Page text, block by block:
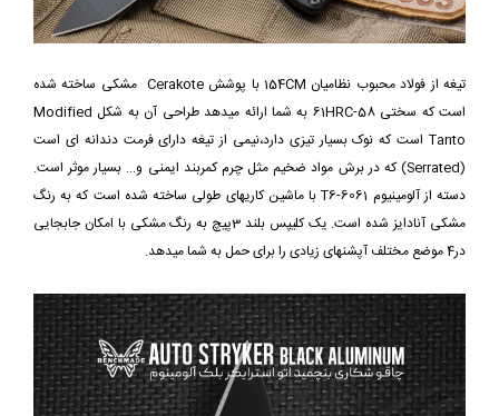
تیغه از فولاد محبوب نظامیان 154CM با پوشش Cerakote مشکی ساخته شده
است که سختی 58-61HRC به شما ارائه میدهد طراحی آن به شکل Modified
Tanto است که نوک بسیار تیزی دارد،نیمی از تیغه دارای فرمت دندانه ای است
(Serrated) که در برش مواد ضخیم مثل چرم کمربند ایمنی و... بسیار موثر است.
دسته از آلومینیوم 6061-T6 با ماشین کاریهای طولی ساخته شده است که به رنگ
مشکی آنادایز شده است. یک کلیپس بلند 3پیچ به رنگ مشکی با امکان جابجایی
در4 موضع مختلف آپشنهای زیادی را برای حمل به شما میدهد.